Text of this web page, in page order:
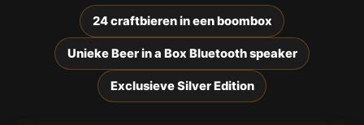
24 craftbieren in een boombox
Unieke Beer in a Box Bluetooth speaker
Exclusieve Silver Edition